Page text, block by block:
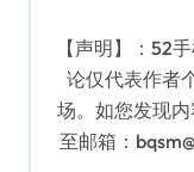
【声明】：52
论仅代表作者
场。如您发现
至邮箱：